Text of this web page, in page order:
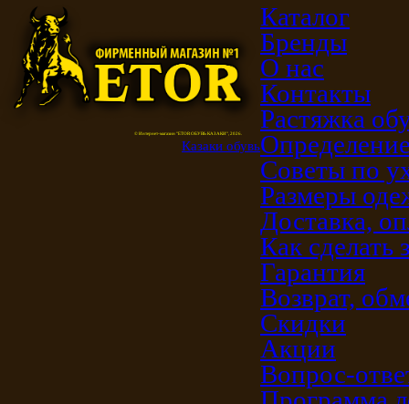
© Интернет-магазин "ETOR ОБУВЬ КАЗАКИ", 2026.
Казаки обувь
Каталог
Бренды
О нас
Контакты
Растяжка
Советы по
Размеры
Доставка,
Как сделать
Гарантия
Возврат,
Скидки
Акции
Вопрос-